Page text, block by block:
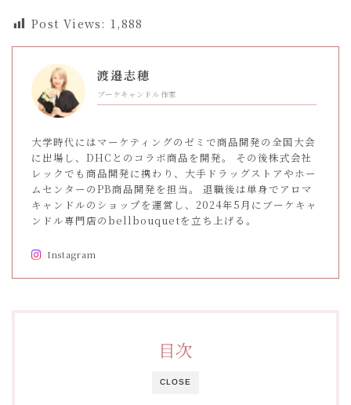
Post Views: 1,888
渡邉志穂
ブーケキャンドル作家
大学時代にはマーケティングのゼミで商品開発の全国大会
に出場し、DHCとのコラボ商品を開発。 その後株式会社
レックでも商品開発に携わり、大手ドラッグストアやホー
ムセンターのPB商品開発を担当。 退職後は単身でアロマ
キャンドルのショップを運営し、2024年5月にブーケキャ
ンドル専門店のbellbouquetを立ち上げる。
Instagram
CLOSE
目次